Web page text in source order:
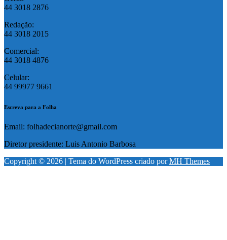
44 3018 2876
Redação:
44 3018 2015
Comercial:
44 3018 4876
Celular:
44 99977 9661
Escreva para a Folha
Email: folhadecianorte@gmail.com
Diretor presidente: Luis Antonio Barbosa
Copyright © 2026 | Tema do WordPress criado porMH Themes